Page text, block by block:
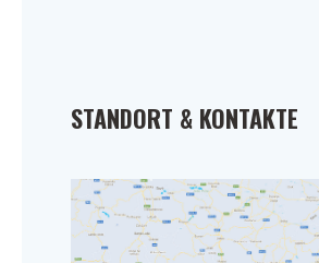
STANDORT & KONTAKTE